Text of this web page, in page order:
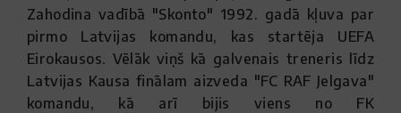
Zahodina vadībā "Skonto" 1992. gadā kļuva par
pirmo Latvijas komandu, kas startēja UEFA
Eirokausos. Vēlāk viņš kā galvenais treneris līdz
Latvijas Kausa finālam aizveda "FC RAF Jelgava"
komandu, kā arī bijis viens no FK